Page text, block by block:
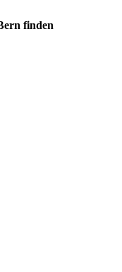
finden